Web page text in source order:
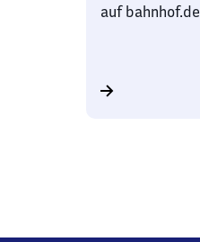
auf bahnhof.de